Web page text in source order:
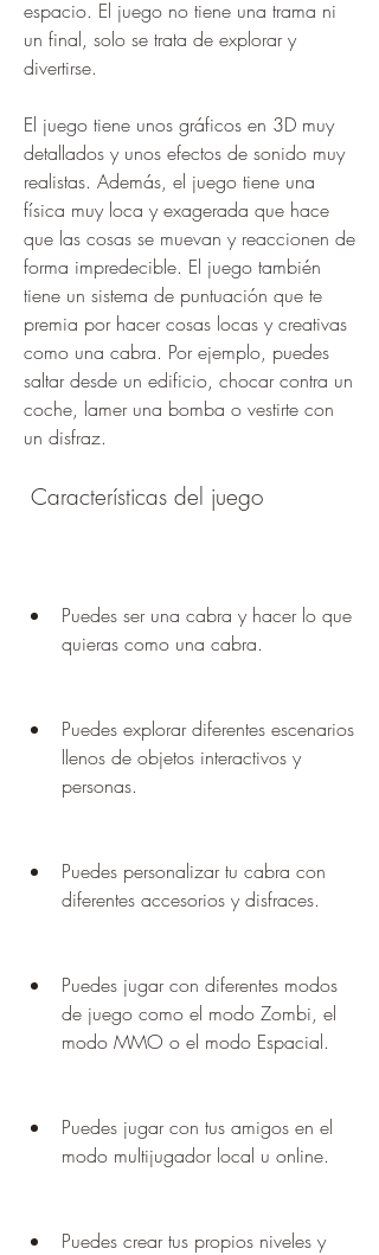
espacio. El juego no tiene una trama ni
un final, solo se trata de explorar y
divertirse.
El juego tiene unos gráficos en 3D muy
detallados y unos efectos de sonido muy
realistas. Además, el juego tiene una
física muy loca y exagerada que hace
que las cosas se muevan y reaccionen de
forma impredecible. El juego también
tiene un sistema de puntuación que te
premia por hacer cosas locas y creativas
como una cabra. Por ejemplo, puedes
saltar desde un edificio, chocar contra un
coche, lamer una bomba o vestirte con
un disfraz.
Características del juego
Puedes ser una cabra y hacer lo que
quieras como una cabra.
Puedes explorar diferentes escenarios
llenos de objetos interactivos y
personas.
Puedes personalizar tu cabra con
diferentes accesorios y disfraces.
Puedes jugar con diferentes modos
de juego como el modo Zombi, el
modo MMO o el modo Espacial.
Puedes jugar con tus amigos en el
modo multijugador local u online.
Puedes crear tus propios niveles y